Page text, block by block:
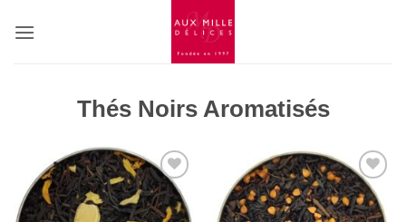
Thés Noirs Aromatisés
Add to
Wishlist
Add to
Wishlist